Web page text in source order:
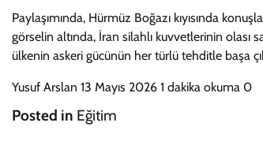
Paylaşımında, Hürmüz Boğazı kıyısında
görselin altında, İran silahlı kuvvetlerinin olası
ülkenin askeri gücünün her türlü tehditle başa
Yusuf Arslan 13 Mayıs 2026 1 dakika okuma 0
Posted in Eğitim